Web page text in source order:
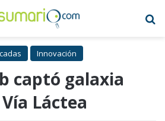
Innovación
captó galaxia
Láctea